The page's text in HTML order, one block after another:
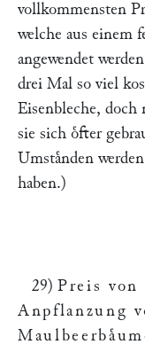
vollkommensten
welche aus einem
angewendet
drei Mal so viel
Eisenbleche, doch
sie sich oͤfter
Umstaͤnden
haben.)
29) Preis von
Anpflanzung